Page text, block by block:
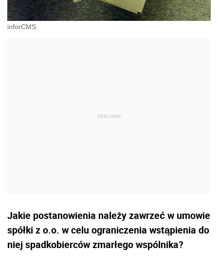
inforCMS
Jakie postanowienia należy zawrzeć w umowie
spółki z o.o. w celu ograniczenia wstąpienia do
niej spadkobierców zmarłego wspólnika?